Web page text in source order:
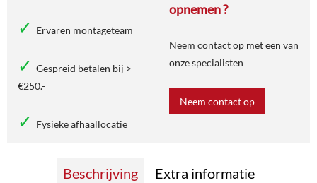
Ervaren montageteam
Gespreid betalen bij >
€250.-
Fysieke afhaallocatie
opnemen ?
Neem contact op met een van
onze specialisten
Neem contact op
Beschrijving
Extra informatie